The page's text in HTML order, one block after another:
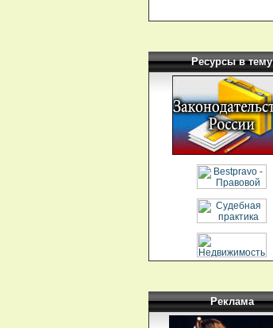
Ресурсы в тему
Реклама